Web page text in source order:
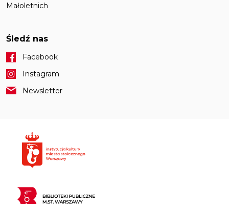
Małoletnich
Śledź nas
Facebook
Instagram
Newsletter